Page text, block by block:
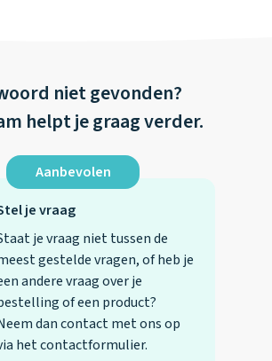
niet gevonden?
helpt je graag verder.
Aanbevolen
je vraag
je vraag niet tussen de
gestelde vragen, of heb je
andere vraag over je
of een product?
dan contact met ons op
het contactformulier.